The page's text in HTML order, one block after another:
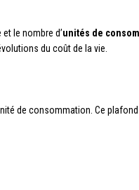
et le nombre d’unités de
du coût de la vie.
de consommation. Ce